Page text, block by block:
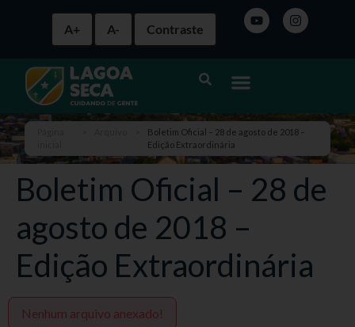
A+ A- Contraste
Boletim Oficial – 28 de agosto de 2018 –
Edição Extraordinária
Boletim Oficial – 28 de
agosto de 2018 –
Edição Extraordinária
Nenhum arquivo anexado!